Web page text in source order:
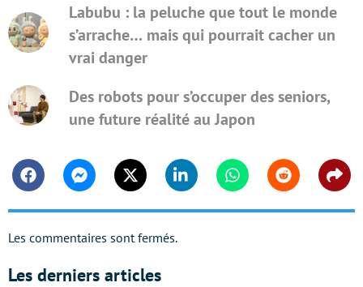
Labubu : la peluche que tout le monde
s’arrache… mais qui pourrait cacher un
vrai danger
Des robots pour s’occuper des seniors,
une future réalité au Japon
FacebookMessengerTwitter Linkedin WhatsappReddit
Les commentaires sont fermés.
Les derniers articles